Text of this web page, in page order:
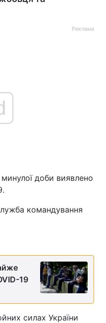
Реклама
доби виявлено
командування
19
силах України